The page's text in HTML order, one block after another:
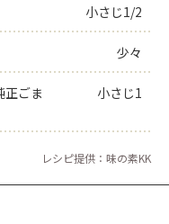
小さじ1/2
少々
正ごま
小さじ1
レシピ提供：味の素KK